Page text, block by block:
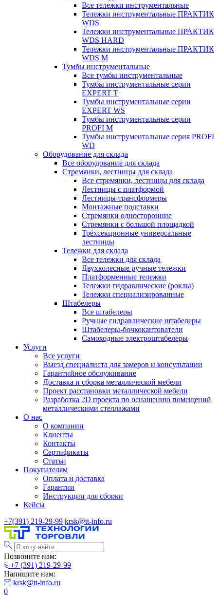
Все тележки инструментальные
Тележки инструментальные ПРАКТИК
WDS
Тележки инструментальные ПРАКТИК
WDS HARD
Тележки инструментальные ПРАКТИК
WDS M
Тумбы инструментальные
Все тумбы инструментальные
Тумбы инструментальные серии
EXPERT T
Тумбы инструментальные серии
EXPERT WS
Тумбы инструментальные серии
PROFI M
Тумбы инструментальные серия PROFI
WD
Оборудование для склада
Все оборудование для склада
Стремянки, лестницы для склада
Все стремянки, лестницы для склада
Лестницы с платформой
Лестницы-трансформеры
Монтажные подставки
Стремянки односторонние
Стремянки с большой площадкой
Трёхсекционные универсальные
лестницы
Тележки для склада
Все тележки для склада
Двухколесные ручные тележки
Платформенные тележки
Тележки гидравлические (роклы)
Тележки специализированные
Штабелеры
Все штабелеры
Ручные гидравлические штабелеры
Штабелеры-бочкокантователи
Самоходные электроштабелеры
Услуги
Все услуги
Выезд специалиста для замеров и консультации
Гарантийное обслуживание
Доставка и сборка металлической мебели
Проект расстановки металлической мебели
Разработка 2D проекта по оснащению помещений
металлическими стеллажами
О нас
О компании
Клиенты
Контакты
Сертификаты
Статьи
Покупателям
Оплата и доставка
Гарантии
Инструкции для сборки
Кейсы
+7(391) 219-29-99 krsk@tt-info.ru
Позвоните нам:
+7 (391) 219-29-99
Напишите нам:
krsk@tt-info.ru
0